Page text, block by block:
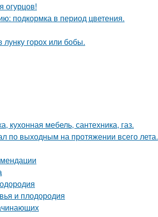
огурцов!
подкормка в период цветения.
горох или бобы.
кухонная мебель, сантехника, газ.
по выходным на протяжении всего лета.
и плодородия